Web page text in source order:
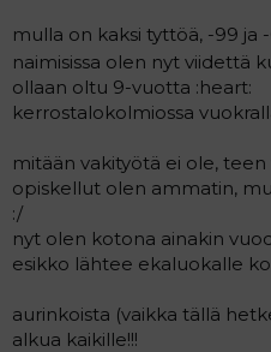
mulla on kaksi tyttöä, -99 ja
naimisissa olen nyt viidettä
ollaan oltu 9-vuotta :heart:
kerrostalokolmiossa
mitään vakityötä ei ole,
opiskellut olen ammatin,
:/
nyt olen kotona ainakin
esikko lähtee ekaluokalle
aurinkoista (vaikka tällä
alkua kaikille!!!